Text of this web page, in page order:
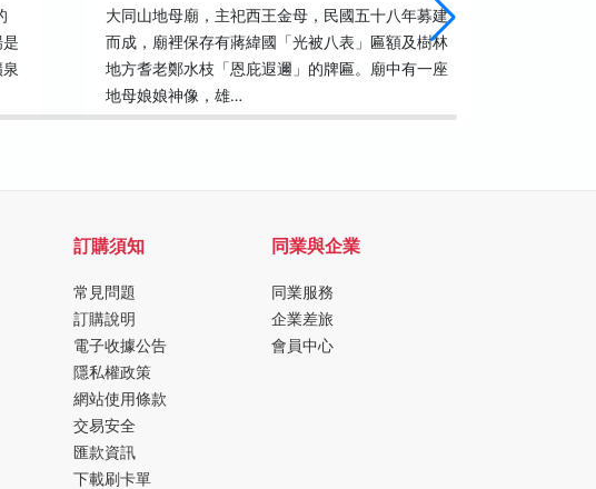
大同山地母廟，主祀西王金母，民國五十八年募建
而成，廟裡保存有蔣緯國「光被八表」匾額及樹林
地方耆老鄭水枝「恩庇遐邇」的牌匾。廟中有一座
地母娘娘神像，雄…
訂購須知
常見問題
訂購說明
電子收據公告
隱私權政策
網站使用條款
交易安全
匯款資訊
下載刷卡單
同業與企業
同業服務
企業差旅
會員中心